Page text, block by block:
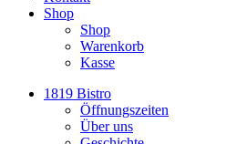
Shop
Shop
Warenkorb
Kasse
1819 Bistro
Öffnungszeiten
Über uns